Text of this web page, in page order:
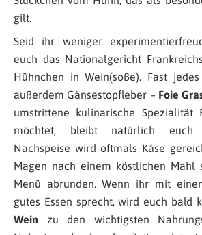
gilt.
Seid ihr weniger
euch das Nationalgericht
Hühnchen in Wein(soße). Fast
außerdem Gänsestopfleber – Foie
umstrittene kulinarische Spezialität
möchtet, bleibt natürlich euch
Nachspeise wird oftmals Käse
Magen nach einem köstlichen Mahl
Menü abrunden. Wenn ihr mit
gutes Essen sprecht, wird euch bald
Wein zu den wichtigsten